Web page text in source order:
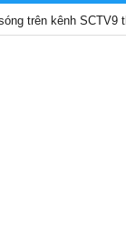
SCTV9 tháng 4/2025